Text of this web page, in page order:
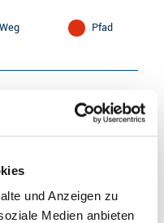
und Anzeigen zu
Medien anbieten
Weg Pfad
Nov Dez